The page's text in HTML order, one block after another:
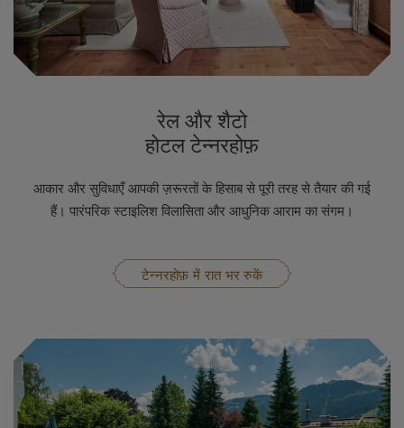
रेल और शैटो
होटल टेन्नरहोफ़
आकार और सुविधाएँ आपकी ज़रूरतों के हिसाब से पूरी तरह से तैयार की गई
हैं। पारंपरिक स्टाइलिश विलासिता और आधुनिक आराम का संगम।
टेन्नरहोफ़ में रात भर रुकें